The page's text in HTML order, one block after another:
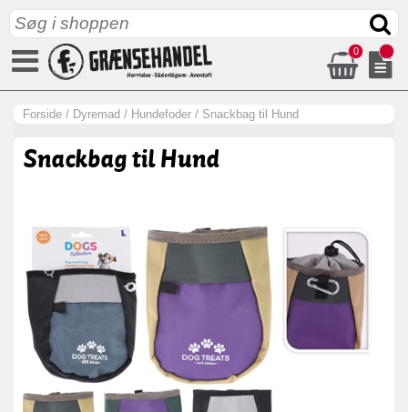
0
Forside / Dyremad / Hundefoder / Snackbag til Hund
Snackbag til Hund